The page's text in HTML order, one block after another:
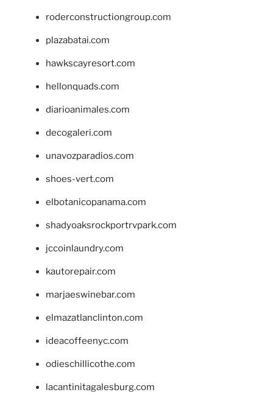
roderconstructiongroup.com
plazabatai.com
hawkscayresort.com
hellonquads.com
diarioanimales.com
decogaleri.com
unavozparadios.com
shoes-vert.com
elbotanicopanama.com
shadyoaksrockportrvpark.com
jccoinlaundry.com
kautorepair.com
marjaeswinebar.com
elmazatlanclinton.com
ideacoffeenyc.com
odieschillicothe.com
lacantinitagalesburg.com